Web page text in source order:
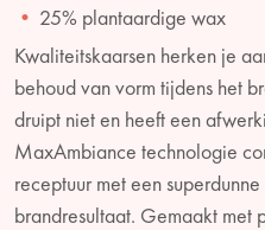
25% plantaardige wax
Kwaliteitskaarsen herken je
behoud van vorm tijdens het
druipt niet en heeft een
MaxAmbiance technologie
receptuur met een
brandresultaat. Gemaakt